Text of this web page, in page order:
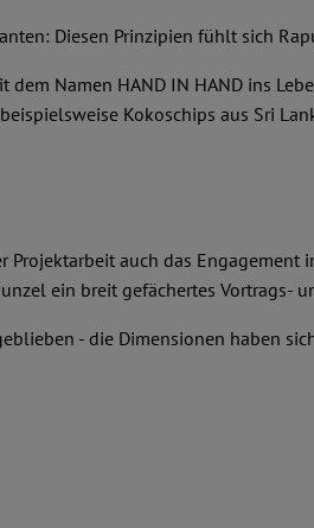
Diesen Prinzipien fühlt sich
Namen HAND IN HAND ins
Kokoschips aus Sri
auch das Engagement
ein breit gefächertes
- die Dimensionen haben